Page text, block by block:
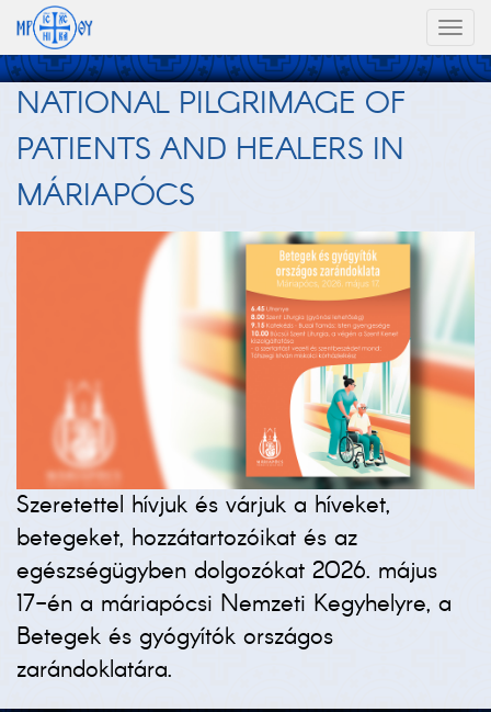
NATIONAL PILGRIMAGE OF
PATIENTS AND HEALERS IN
MÁRIAPÓCS
Szeretettel hívjuk és várjuk a híveket,
betegeket, hozzátartozóikat és az
egészségügyben dolgozókat 2026. május
17-én a máriapócsi Nemzeti Kegyhelyre, a
Betegek és gyógyítók országos
zarándoklatára.